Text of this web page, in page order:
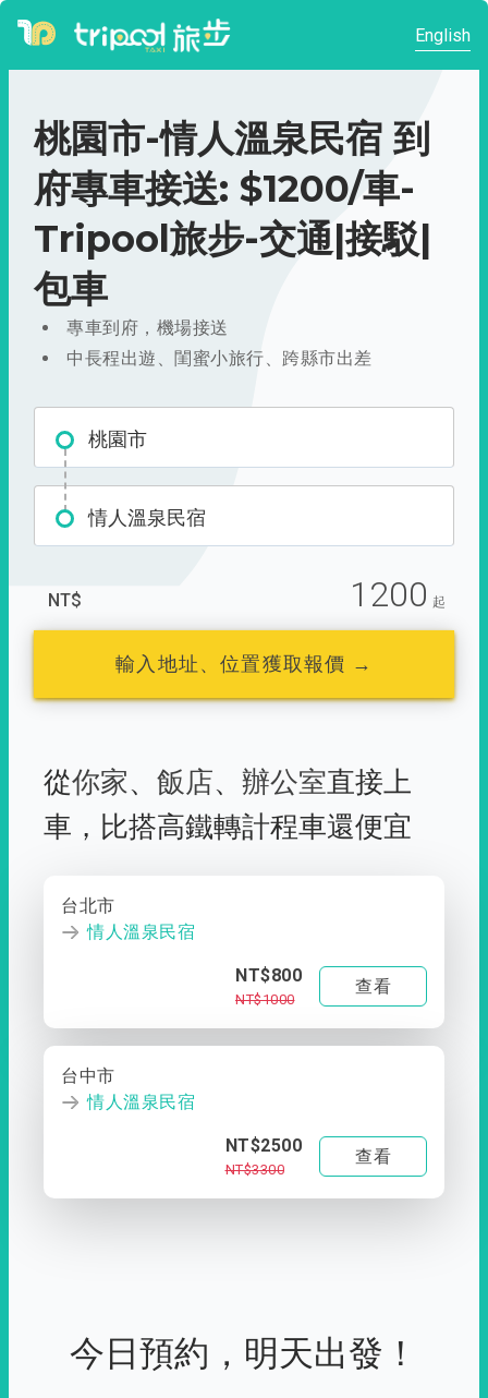
English
桃園市-情人溫泉民宿 到
府專車接送: $1200/車-
Tripool旅步-交通|接駁|
包車
專車到府，機場接送
中長程出遊、閨蜜小旅行、跨縣市出差
桃園市
情人溫泉民宿
NT$ 1200 起
輸入地址、位置獲取報價 →
從你家、 飯店、 辦公室直接上
車， 比搭高鐵轉計程車還便宜
台北市
情人溫泉民宿
NT$800
NT$1000
查看
台中市
情人溫泉民宿
NT$2500
NT$3300
查看
今日預約，明天出發！